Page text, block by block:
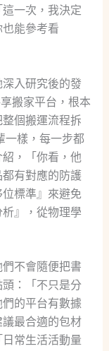
一次，我決定
能參考看
入研究後的發
搬家平台，根本
個搬運流程拆
一樣，每一步都
，「你看，他
有對應的防護
標準』來避免
』，從物理學
不會隨便把書
：「不只是分
的平台有數據
最合適的包材
常生活活動量